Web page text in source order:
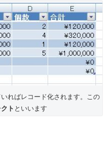
ればレコード化されます。この
ト といいます